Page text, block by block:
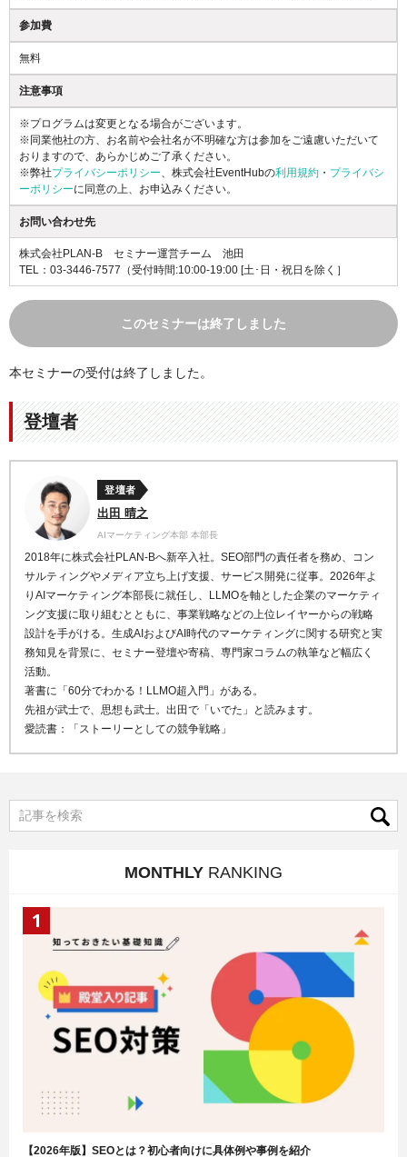
参加費
無料
注意事項
※プログラムは変更となる場合がございます。
※同業他社の方、お名前や会社名が不明確な方は参加をご遠慮いただいて
おりますので、あらかじめご了承ください。
※弊社プライバシーポリシー、株式会社EventHubの利用規約 ・ プライバシ
ーポリシーに同意の上、お申込みください。
お問い合わせ先
株式会社PLAN-B セミナー運営チーム 池田
TEL：03-3446-7577 （受付時間:10:00-19:00 [土･日・祝日を除く］
このセミナーは終了しました
本セミナーの受付は終了しました。
登壇者
登壇者
出田 晴之
AIマーケティング本部 本部長
2018年に株式会社PLAN-Bへ新卒入社。SEO部門の責任者を務め、コン
サルティングやメディア立ち上げ支援、サービス開発に従事。2026年よ
りAIマーケティング本部長に就任し、LLMOを軸とした企業のマーケティ
ング支援に取り組むとともに、事業戦略などの上位レイヤーからの戦略
設計を手がける。生成AIおよびAI時代のマーケティングに関する研究と実
務知見を背景に、セミナー登壇や寄稿、専門家コラムの執筆など幅広く
活動。
著書に「60分でわかる！LLMO超入門」がある。
先祖が武士で、思想も武士。出田で「いでた」と読みます。
愛読書：「ストーリーとしての競争戦略」
MONTHLY RANKING
【2026年版】SEOとは？初心者向けに具体例や事例を紹介